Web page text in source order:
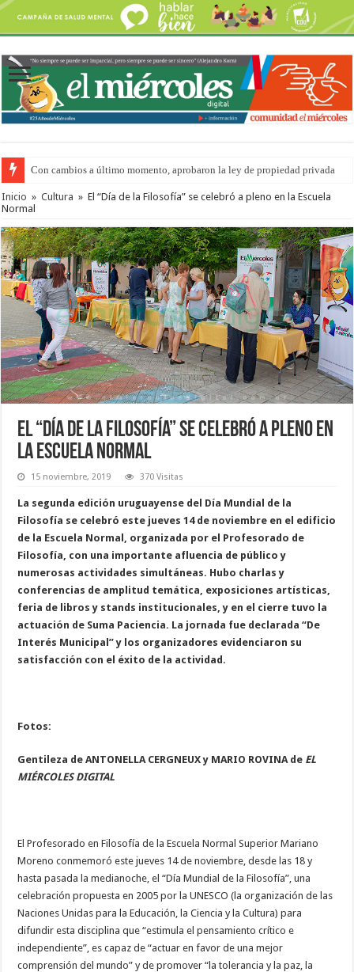
Con cambios a último momento, aprobaron la ley de propiedad privada
Adopción en Entre Ríos: el 35% de los 90 niños, niñas y adolescentes que
Inicio » Cultura » El “Día de la Filosofía” se celebró a pleno en la Escuela
Normal
El “Día de la Filosofía” se celebró a pleno en
la Escuela Normal
15 noviembre, 2019 370 Visitas
La segunda edición uruguayense del Día Mundial de la
Filosofía se celebró este jueves 14 de noviembre en el edificio
de la Escuela Normal, organizada por el Profesorado de
Filosofía, con una importante afluencia de público y
numerosas actividades simultáneas. Hubo charlas y
conferencias de amplitud temática, exposiciones artísticas,
feria de libros y stands institucionales, y en el cierre tuvo la
actuación de Suma Paciencia. La jornada fue declarada “De
Interés Municipal” y los organizadores evidenciaron su
satisfacción con el éxito de la actividad.
Fotos:
Gentileza de ANTONELLA CERGNEUX y MARIO ROVINA de EL
MIÉRCOLES DIGITAL
El Profesorado en Filosofía de la Escuela Normal Superior Mariano
Moreno conmemoró este jueves 14 de noviembre, desde las 18 y
hasta pasada la medianoche, el “Día Mundial de la Filosofía”, una
celebración propuesta en 2005 por la UNESCO (la organización de las
Naciones Unidas para la Educación, la Ciencia y la Cultura) para
difundir esta disciplina que “estimula el pensamiento crítico e
independiente”, es capaz de “actuar en favor de una mejor
comprensión del mundo” y de promover “la tolerancia y la paz, la